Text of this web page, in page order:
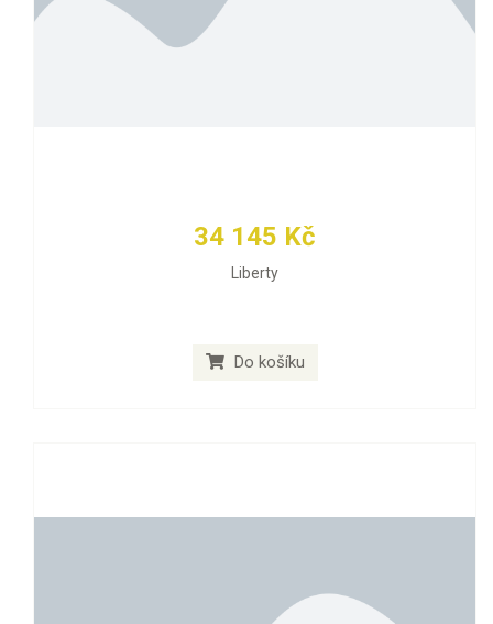
34 145 Kč
Liberty
Do košíku